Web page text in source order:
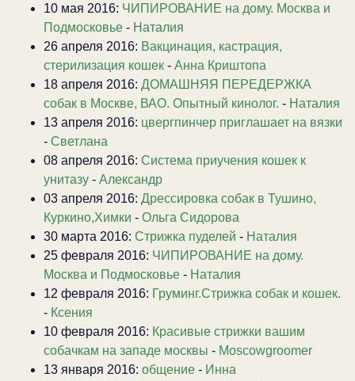
10 мая 2016: ЧИПИРОВАНИЕ на дому. Москва и
Подмосковье - Наталия
26 апреля 2016: Вакцинация, кастрация,
стерилизация кошек - Анна Криштопа
18 апреля 2016: ДОМАШНЯЯ ПЕРЕДЕРЖКА
собак в Москве, ВАО. Опытный кинолог. - Наталия
13 апреля 2016: цвергпинчер приглашает на вязки
- Светлана
08 апреля 2016: Система приучения кошек к
унитазу - Александр
03 апреля 2016: Дрессировка собак в Тушино,
Куркино,Химки - Ольга Сидорова
30 марта 2016: Стрижка пуделей - Наталия
25 февраля 2016: ЧИПИРОВАНИЕ на дому.
Москва и Подмосковье - Наталия
12 февраля 2016: Груминг.Стрижка собак и кошек.
- Ксения
10 февраля 2016: Красивые стрижки вашим
собачкам на западе москвы - Moscowgroomer
13 января 2016: общение - Инна